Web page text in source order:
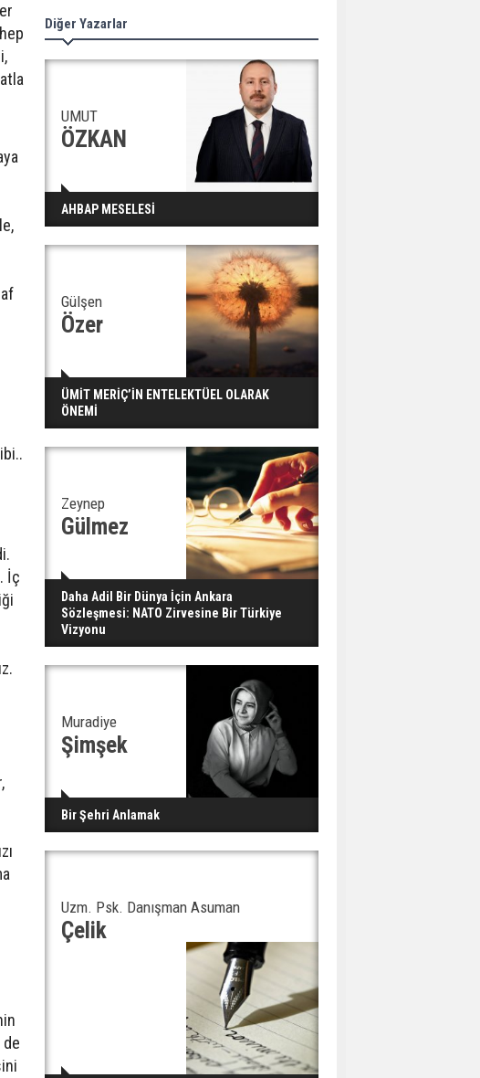
İç
de
Müsavat Dervişoğlu
cenazede görüntülendi
29 Mayıs okullar tatil mi?
hayata döndürecek keşif
Ünlü türkücü Mahmut
Tuncer estetik
operasyon geçirdi: Son
hali gündem oldu
Yerli turist 229,7 milyar
lira seyahat harcaması
Gazze'deki Sağlık
Bakanlığı duyurdu:
Vahşetin pençesinde 2
salgın vaka tespit edildi
Diğer Yazarlar
UMUT
ÖZKAN
AHBAP MESELESİ
Gülşen
Özer
ÜMİT MERİÇ’İN ENTELEKTÜEL OLARAK
ÖNEMİ
Zeynep
Gülmez
Daha Adil Bir Dünya İçin Ankara
Sözleşmesi: NATO Zirvesine Bir Türkiye
Vizyonu
Muradiye
Şimşek
Bir Şehri Anlamak
Uzm. Psk. Danışman Asuman
Çelik